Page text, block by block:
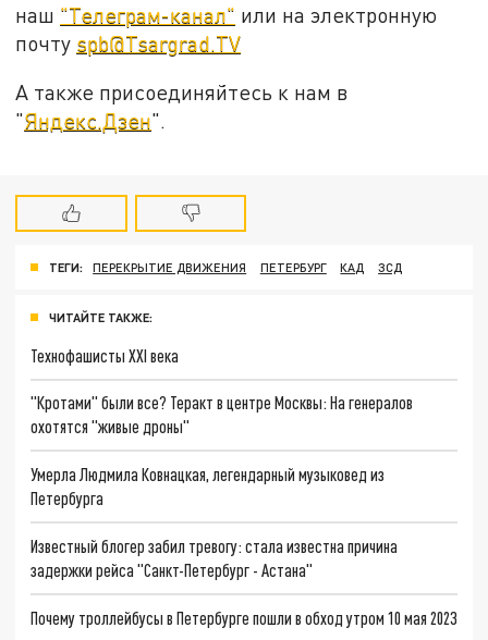
наш "Телеграм-канал" или на электронную
почту spb@Tsargrad.TV
А также присоединяйтесь к нам в
"Яндекс.Дзен".
ТЕГИ: ПЕРЕКРЫТИЕ ДВИЖЕНИЯ ПЕТЕРБУРГ КАД ЗСД
ЧИТАЙТЕ ТАКЖЕ:
Технофашисты XXI века
"Кротами" были все? Теракт в центре Москвы: На генералов
охотятся "живые дроны"
Умерла Людмила Ковнацкая, легендарный музыковед из
Петербурга
Известный блогер забил тревогу: стала известна причина
задержки рейса "Санкт-Петербург - Астана"
Почему троллейбусы в Петербурге пошли в обход утром 10 мая 2023